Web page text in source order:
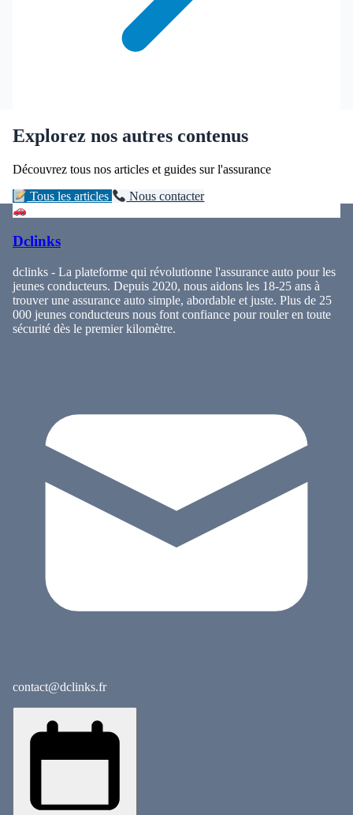
Explorez nos autres contenus
Découvrez tous nos articles et guides sur l'assurance
Tous les articles Nous contacter
Dclinks
dclinks - La plateforme qui révolutionne l'assurance auto pour les
jeunes conducteurs. Depuis 2020, nous aidons les 18-25 ans à
trouver une assurance auto simple, abordable et juste. Plus de 25
000 jeunes conducteurs nous font confiance pour rouler en toute
sécurité dès le premier kilomètre.
contact@dclinks.fr